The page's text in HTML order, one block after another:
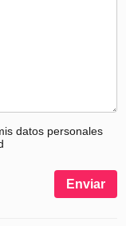
datos personales
Enviar